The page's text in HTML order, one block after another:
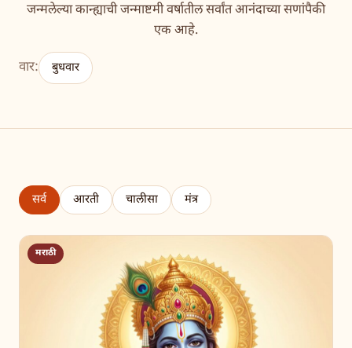
जन्मलेल्या कान्ह्याची जन्माष्टमी वर्षातील सर्वांत आनंदाच्या सणांपैकी
एक आहे.
वार: बुधवार
सर्व आरती चालीसा मंत्र
मराठी